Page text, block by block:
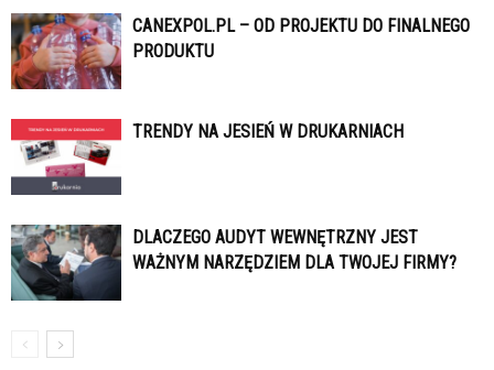
CANEXPOL.PL – OD PROJEKTU DO FINALNEGO
PRODUKTU
TRENDY NA JESIEŃ W DRUKARNIACH
DLACZEGO AUDYT WEWNĘTRZNY JEST
WAŻNYM NARZĘDZIEM DLA TWOJEJ FIRMY?